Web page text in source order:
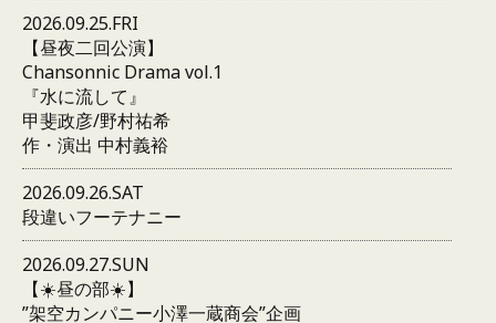
2026.09.25.FRI
【昼夜二回公演】
Chansonnic Drama vol.1
『水に流して』
甲斐政彦/野村祐希
作・演出 中村義裕
2026.09.26.SAT
段違いフーテナニー
2026.09.27.SUN
【☀️昼の部☀️】
”架空カンパニー小澤一蔵商会”企画